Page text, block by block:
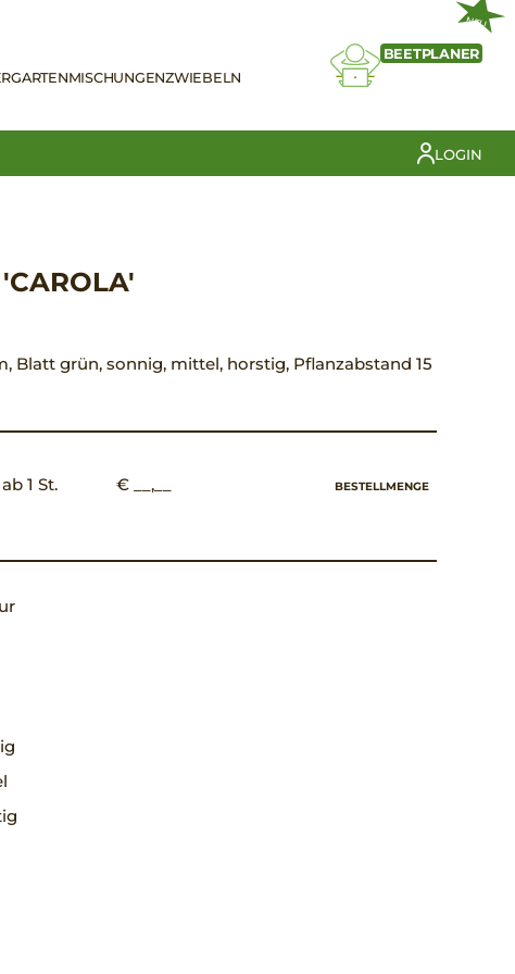
MISCHUNGENZWIEBELN
NEU
BEETPLANER
LOGIN
Blatt grün, sonnig, mittel, horstig, Pflanzabstand 15
ab 1 St. € __,__ BESTELLMENGE